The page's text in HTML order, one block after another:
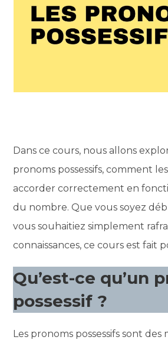
Dans ce cours, nous allons
pronoms possessifs, comment
accorder correctement en
du nombre. Que vous soyez
vous souhaitiez simplement
connaissances, ce cours est fait
Qu’est-ce qu’un
possessif ?
Les pronoms possessifs sont des